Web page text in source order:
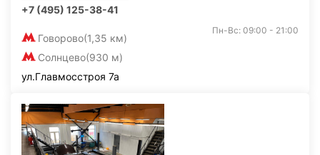
+7 (495) 125-38-41
Говорово(1,35 км)
Солнцево(930 м)
Пн-Вс: 09:00 - 21:00
ул.Главмосстроя 7а